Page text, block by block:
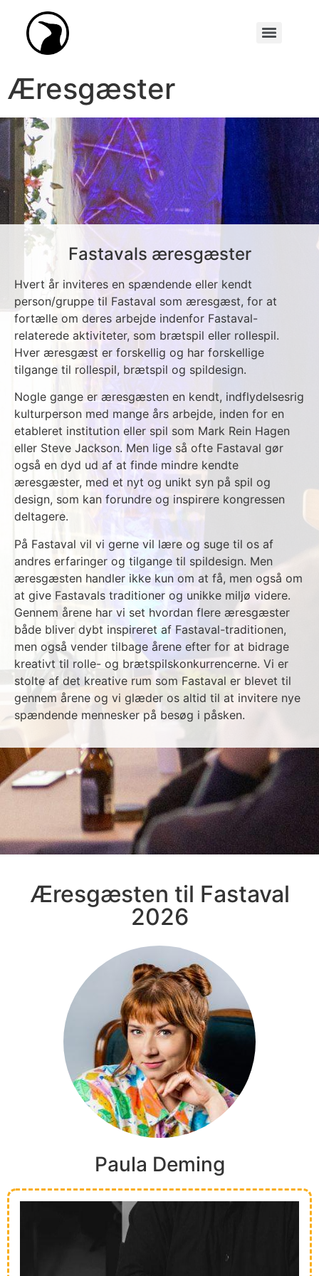
Æresgæster
Fastavals æresgæster
Hvert år inviteres en spændende eller kendt
person/gruppe til Fastaval som æresgæst, for at
fortælle om deres arbejde indenfor Fastaval-
relaterede aktiviteter, som brætspil eller rollespil.
Hver æresgæst er forskellig og har forskellige
tilgange til rollespil, brætspil og spildesign.
Nogle gange er æresgæsten en kendt, indflydelsesrig
kulturperson med mange års arbejde, inden for en
etableret institution eller spil som Mark Rein Hagen
eller Steve Jackson. Men lige så ofte Fastaval gør
også en dyd ud af at finde mindre kendte
æresgæster, med et nyt og unikt syn på spil og
design, som kan forundre og inspirere kongressen
deltagere.
På Fastaval vil vi gerne vil lære og suge til os af
andres erfaringer og tilgange til spildesign. Men
æresgæsten handler ikke kun om at få, men også om
at give Fastavals traditioner og unikke miljø videre.
Gennem årene har vi set hvordan flere æresgæster
både bliver dybt inspireret af Fastaval-traditionen,
men også vender tilbage årene efter for at bidrage
kreativt til rolle- og brætspilskonkurrencerne. Vi er
stolte af det kreative rum som Fastaval er blevet til
gennem årene og vi glæder os altid til at invitere nye
spændende mennesker på besøg i påsken.
Æresgæsten til Fastaval
2026
Paula Deming